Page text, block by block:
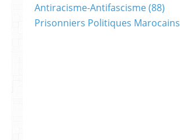
Antiracisme-Antifascisme(88)
Prisonniers Politiques Marocains